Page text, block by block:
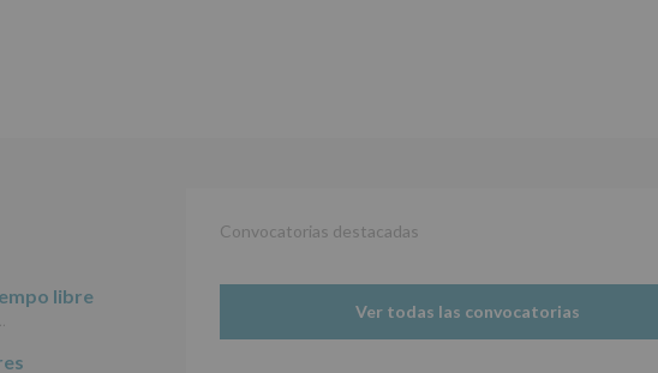
libre
Convocatorias destacadas
Ver todas las convocatorias